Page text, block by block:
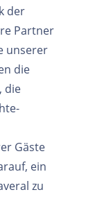
der
Partner
unserer
die
die
Gäste
ein
zu